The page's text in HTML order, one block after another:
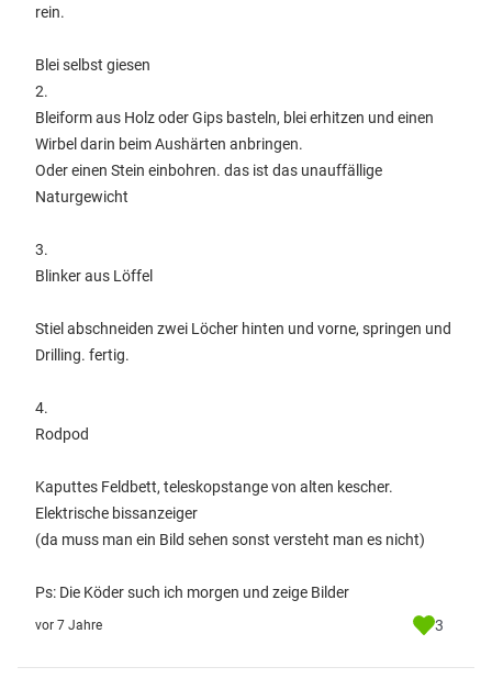
rein.
Blei selbst giesen
2.
Bleiform aus Holz oder Gips basteln, blei erhitzen und einen
Wirbel darin beim Aushärten anbringen.
Oder einen Stein einbohren. das ist das unauffällige
Naturgewicht
3.
Blinker aus Löffel
Stiel abschneiden zwei Löcher hinten und vorne, springen und
Drilling. fertig.
4.
Rodpod
Kaputtes Feldbett, teleskopstange von alten kescher.
Elektrische bissanzeiger
(da muss man ein Bild sehen sonst versteht man es nicht)
Ps: Die Köder such ich morgen und zeige Bilder
vor 7 Jahre 3